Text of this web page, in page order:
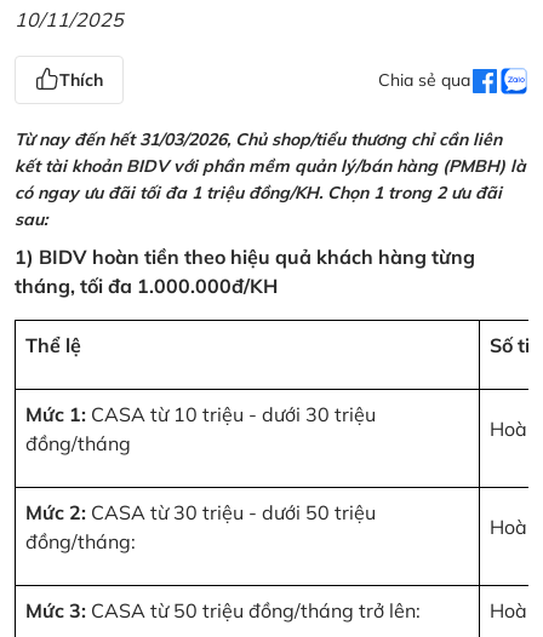
10/11/2025
Thích Chia sẻ qua
Từ nay đến hết 31/03/2026, Chủ shop/tiểu thương chỉ cần liên
kết tài khoản BIDV với phần mềm quản lý/bán hàng (PMBH) là
có ngay ưu đãi tối đa 1 triệu đồng/KH. Chọn 1 trong 2 ưu đãi
sau:
1) BIDV hoàn tiền theo hiệu quả khách hàng từng
tháng, tối đa 1.000.000đ/KH
Thể lệ Số
Mức 1: CASA từ 10 triệu - dưới 30 triệu
đồng/tháng
Mức 2: CASA từ 30 triệu - dưới 50 triệu
đồng/tháng:
Mức 3: CASA từ 50 triệu đồng/tháng trở lên: